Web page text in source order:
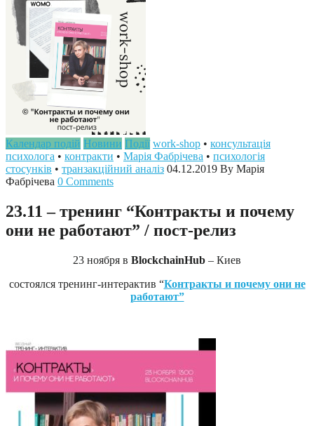
Календар подій Новини Події work-shop • консультація
психолога • контракти • Марія Фабрічева • психологія
стосунків • транзакційний аналіз 04.12.2019 By Марія
Фабрічева 0 Comments
23.11 – тренинг “Контракты и почему
они не работают” / пост-релиз
23 ноября в ВlockchainНub – Киев
состоялся тренинг-интерактив “Контракты и почему они не
работают”